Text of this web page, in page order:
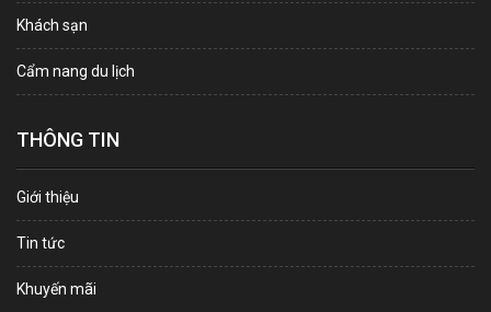
Khách sạn
Cẩm nang du lịch
THÔNG TIN
Giới thiệu
Tin tức
Khuyến mãi